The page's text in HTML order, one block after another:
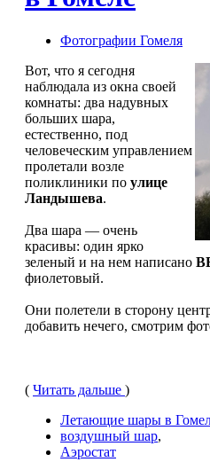
Фотографии Гомеля
Вот, что я сегодня
наблюдала из окна своей
комнаты: два надувных
больших шара,
естественно, под
человеческим управлением
пролетали возле
поликлиники по улице
Ландышева.
Два шара — очень
красивы: один ярко
зеленый и на нем написано
фиолетовый.
Они полетели в сторону
добавить нечего, смотрим
( Читать дальше )
Летающие шары в
воздушный шар,
Аэростат